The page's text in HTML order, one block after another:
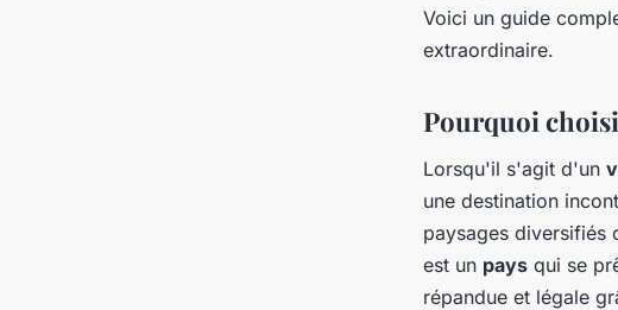
Voici un guide
extraordinaire.
Pourquoi
Lorsqu'il s'agit d'un
une destination
paysages diversifiés
est un pays qui se
répandue et légale